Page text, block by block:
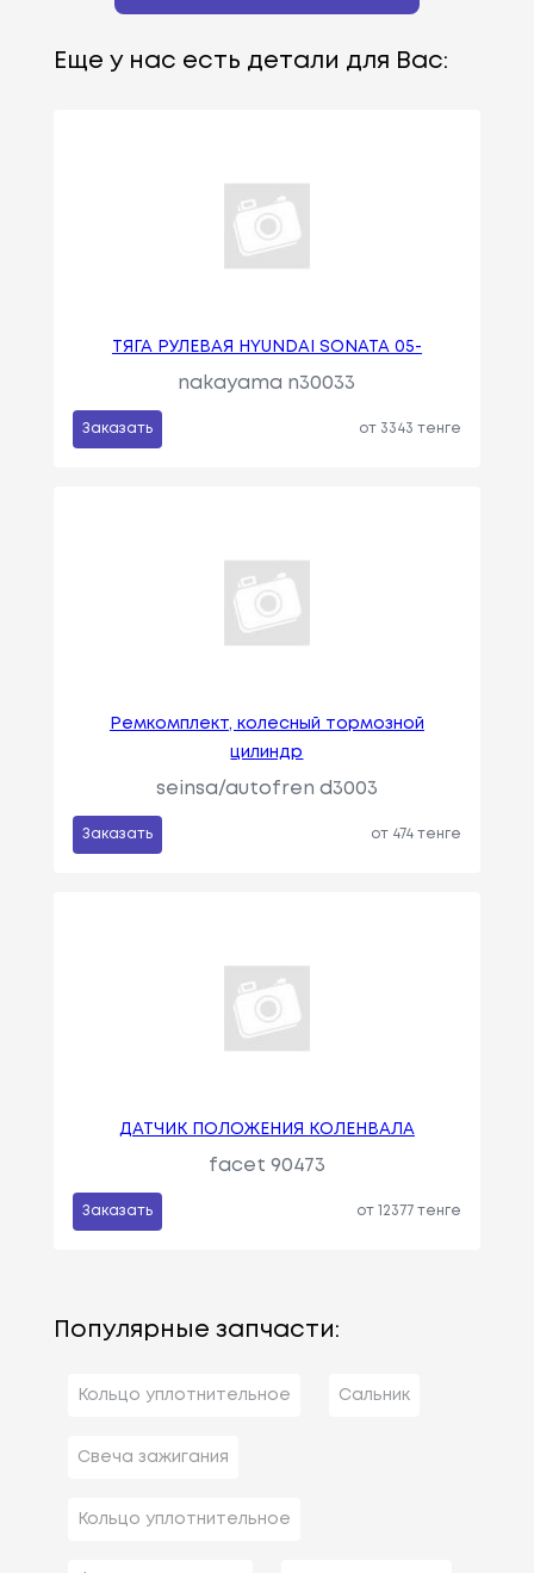
Еще у нас есть детали для Вас:
ТЯГА РУЛЕВАЯ HYUNDAI SONATA 05-
nakayama n30033
Заказать от 3343 тенге
Ремкомплект, колесный тормозной
цилиндр
seinsa/autofren d3003
Заказать от 474 тенге
ДАТЧИК ПОЛОЖЕНИЯ КОЛЕНВАЛА
facet 90473
Заказать от 12377 тенге
Популярные запчасти:
Кольцо уплотнительное Сальник
Свеча зажигания
Кольцо уплотнительное